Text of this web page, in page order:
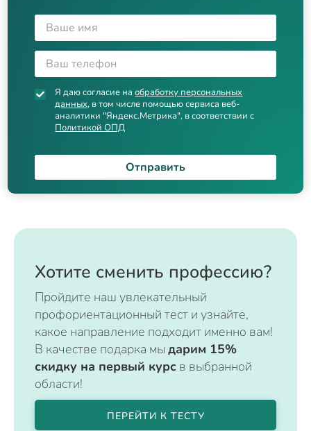
Я даю согласие наобработку персональных
данных, в том числе помощью сервиса веб-
аналитики "Яндекс.Метрика", в соответствии с
Политикой ОПД
Отправить
Хотите сменить профессию?
Пройдите наш увлекательный
профориентационный тест и узнайте,
какое направление подходит именно вам!
В качестве подарка мы дарим 15%
скидку на первый курс в выбранной
области!
ПЕРЕЙТИ К ТЕСТУ